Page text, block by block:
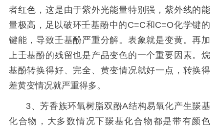
者红色，这是由于紫外光能量特别强，紫外线的能
量极高，足以破环壬基酚中的C=C和C=O化学键的
键能，导致壬基酚严重分解。表象就是变黄。再加
上壬基酚的残留也是产品变色的一个重要因素。烷
基酚转换得好、完全、黄变情况就好一点，转换得
差黄变情况就严重得多。
3、芳香族环氧树脂双酚A结构易氧化产生羰基
化合物，大多数情况下羰基化合物都是带有颜色